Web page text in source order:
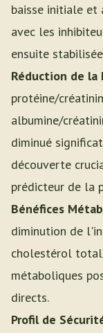
baisse initiale et
avec les
ensuite
Réduction de la
protéine/
albumine/
diminué
découverte
prédicteur de la
Bénéfices
diminution de
cholestérol
métaboliques
directs.
Profil de